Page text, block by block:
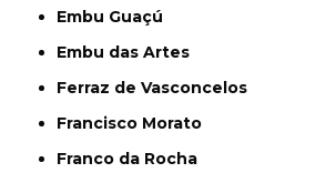
Embu Guaçú
Embu das Artes
Ferraz de Vasconcelos
Francisco Morato
Franco da Rocha